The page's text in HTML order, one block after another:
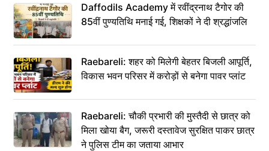
Daffodils Academy में रवींद्रनाथ टैगोर की
85वीं पुण्यतिथि मनाई गई, शिक्षकों ने दी श्रद्धांजलि
Raebareli: शहर को मिलेगी बेहतर बिजली आपूर्ति,
विकास भवन परिसर में करोड़ों से बनेगा पावर प्लांट
Raebareli: चौकी प्रभारी की मुस्तैदी से छात्र को
मिला खोया बैग, जरूरी दस्तावेज सुरक्षित पाकर छात्र
ने पुलिस टीम का जताया आभार